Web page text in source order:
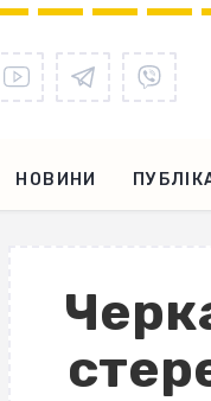
НОВИНИ